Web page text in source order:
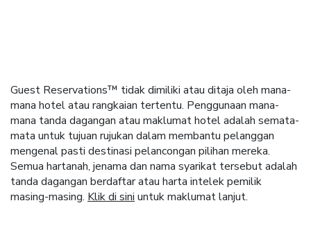
Guest Reservations™ tidak dimiliki atau ditaja oleh mana-
mana hotel atau rangkaian tertentu. Penggunaan mana-
mana tanda dagangan atau maklumat hotel adalah semata-
mata untuk tujuan rujukan dalam membantu pelanggan
mengenal pasti destinasi pelancongan pilihan mereka.
Semua hartanah, jenama dan nama syarikat tersebut adalah
tanda dagangan berdaftar atau harta intelek pemilik
masing-masing. Klik di sini untuk maklumat lanjut.